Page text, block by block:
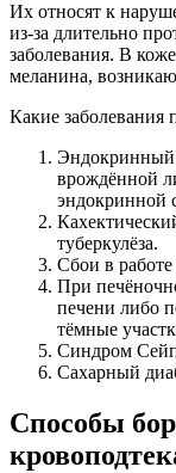
Их относят к
из-за длительно
заболевания. В
меланина,
Какие заболевания
Эндокринный
врождённой
эндокринной
туберкулёза.
Сбои в
При
печени либо
тёмные
Синдром
Сахарный
Способы